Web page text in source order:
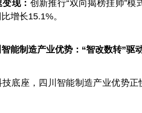
现： 创新推行“双向揭榜挂帅”模
增长15.1%。
能制造产业优势：“智改数转”驱
底座，四川智能制造产业优势